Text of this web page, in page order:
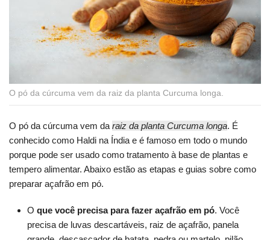
O pó da cúrcuma vem da raiz da planta Curcuma longa.
O pó da cúrcuma vem da raiz da planta Curcuma longa. É
conhecido como Haldi na Índia e é famoso em todo o mundo
porque pode ser usado como tratamento à base de plantas e
tempero alimentar. Abaixo estão as etapas e guias sobre como
preparar açafrão em pó.
O que você precisa para fazer açafrão em pó. Você
precisa de luvas descartáveis, raiz de açafrão, panela